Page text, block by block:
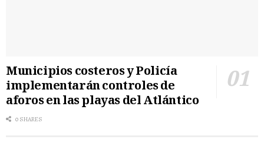
Municipios costeros y Policía
implementarán controles de
aforos en las playas del Atlántico
0 SHARES